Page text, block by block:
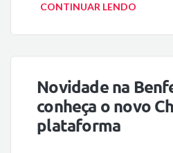
CONTINUAR LENDO
Novidade na
conheça o novo
plataforma